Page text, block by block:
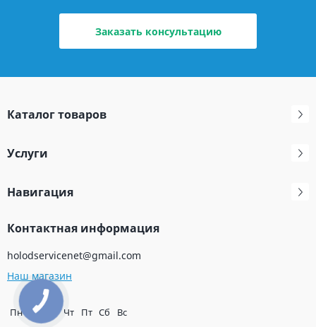
Заказать консультацию
Каталог товаров
Услуги
Навигация
Контактная информация
holodservicenet@gmail.com
Наш магазин
Пн Вт Чт Пт Сб Вс